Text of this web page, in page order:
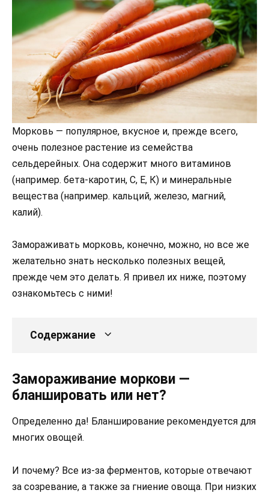
Морковь — популярное, вкусное и, прежде всего,
очень полезное растение из семейства
сельдерейных. Она содержит много витаминов
(например. бета-каротин, С, Е, К) и минеральные
вещества (например. кальций, железо, магний,
калий).
Замораживать морковь, конечно, можно, но все же
желательно знать несколько полезных вещей,
прежде чем это делать. Я привел их ниже, поэтому
ознакомьтесь с ними!
Содержание
Замораживание моркови —
бланшировать или нет?
Определенно да! Бланширование рекомендуется для
многих овощей.
И почему? Все из-за ферментов, которые отвечают
за созревание, а также за гниение овоща. При низких